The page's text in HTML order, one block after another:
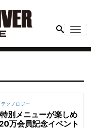
テクノロジー
別メニューが楽しめ
万会員記念イベント